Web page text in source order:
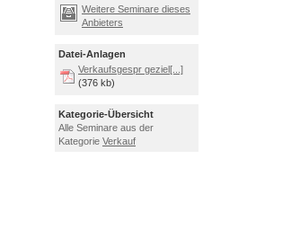
Weitere Seminare dieses
Anbieters
Datei-Anlagen
Verkaufsgespr geziel[...]
(376 kb)
Kategorie-Übersicht
Alle Seminare aus der
Kategorie Verkauf